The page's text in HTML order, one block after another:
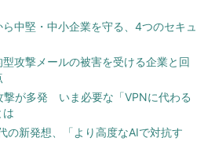
中堅・中小企業を守る、4つのセキュ
型攻撃メールの被害を受ける企業と回
撃が多発 いま必要な「VPNに代わる
は
の新発想、「より高度なAIで対抗す